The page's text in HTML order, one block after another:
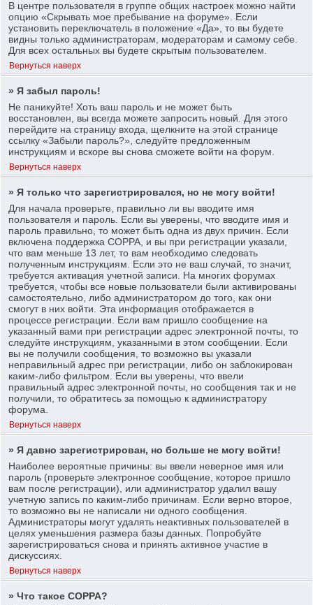
В центре пользователя в группе общих настроек можно найти
опцию «Скрывать мое пребывание на форуме». Если
установить переключатель в положение «Да», то вы будете
видны только администраторам, модераторам и самому себе.
Для всех остальных вы будете скрытым пользователем.
Вернуться наверх
» Я забыл пароль!
Не паникуйте! Хоть ваш пароль и не может быть
восстановлен, вы всегда можете запросить новый. Для этого
перейдите на страницу входа, щелкните на этой странице
ссылку «Забыли пароль?», следуйте предложенным
инструкциям и вскоре вы снова сможете войти на форум.
Вернуться наверх
» Я только что зарегистрировался, но не могу войти!
Для начала проверьте, правильно ли вы вводите имя
пользователя и пароль. Если вы уверены, что вводите имя и
пароль правильно, то может быть одна из двух причин. Если
включена поддержка COPPA, и вы при регистрации указали,
что вам меньше 13 лет, то вам необходимо следовать
полученным инструкциям. Если это не ваш случай, то значит,
требуется активация учетной записи. На многих форумах
требуется, чтобы все новые пользователи были активированы
самостоятельно, либо администратором до того, как они
смогут в них войти. Эта информация отображается в
процессе регистрации. Если вам пришло сообщение на
указанный вами при регистрации адрес электронной почты, то
следуйте инструкциям, указанными в этом сообщении. Если
вы не получили сообщения, то возможно вы указали
неправильный адрес при регистрации, либо он заблокирован
каким-либо фильтром. Если вы уверены, что ввели
правильный адрес электронной почты, но сообщения так и не
получили, то обратитесь за помощью к администратору
форума.
Вернуться наверх
» Я давно зарегистрирован, но больше не могу войти!
Наиболее вероятные причины: вы ввели неверное имя или
пароль (проверьте электронное сообщение, которое пришло
вам после регистрации), или администратор удалил вашу
учетную запись по каким-либо причинам. Если верно второе,
то возможно вы не написали ни одного сообщения.
Администраторы могут удалять неактивных пользователей в
целях уменьшения размера базы данных. Попробуйте
зарегистрироваться снова и принять активное участие в
дискуссиях.
Вернуться наверх
» Что такое COPPA?